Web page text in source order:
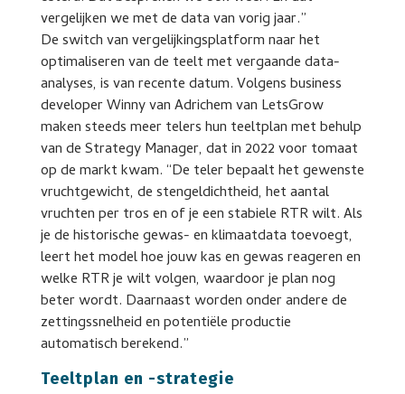
vergelijken we met de data van vorig jaar.”
De switch van vergelijkingsplatform naar het
optimaliseren van de teelt met vergaande data-
analyses, is van recente datum. Volgens business
developer Winny van Adrichem van LetsGrow
maken steeds meer telers hun teeltplan met behulp
van de Strategy Manager, dat in 2022 voor tomaat
op de markt kwam. “De teler bepaalt het gewenste
vruchtgewicht, de stengeldichtheid, het aantal
vruchten per tros en of je een stabiele RTR wilt. Als
je de historische gewas- en klimaatdata toevoegt,
leert het model hoe jouw kas en gewas reageren en
welke RTR je wilt volgen, waardoor je plan nog
beter wordt. Daarnaast worden onder andere de
zettingssnelheid en potentiële productie
automatisch berekend.”
Teeltplan en -strategie